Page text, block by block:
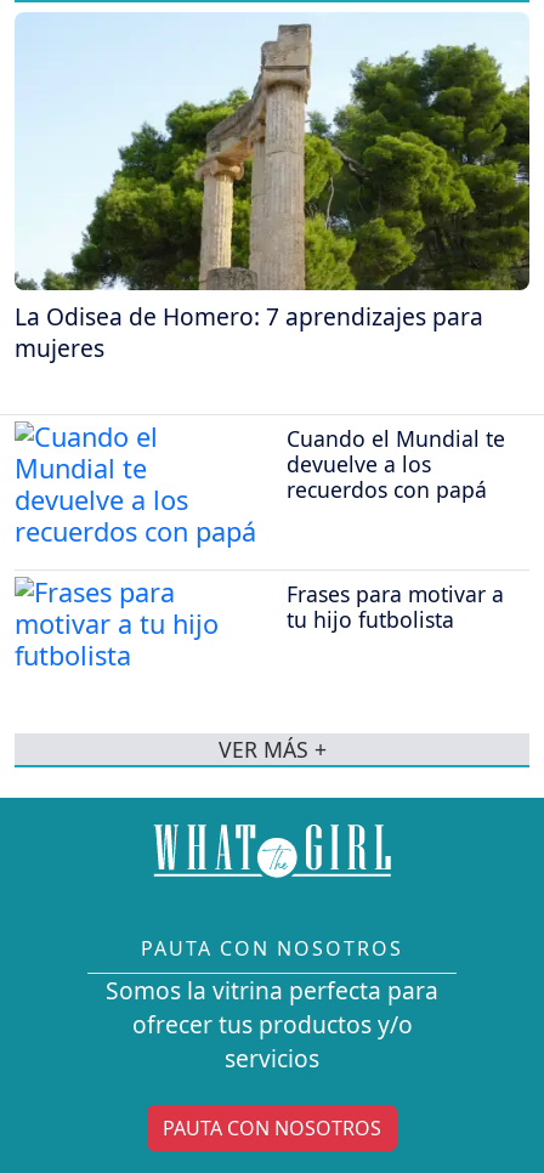
La Odisea de Homero: 7 aprendizajes para
mujeres
Cuando el Mundial te
devuelve a los
recuerdos con papá
Frases para motivar a
tu hijo futbolista
VER MÁS +
PAUTA CON NOSOTROS
Somos la vitrina perfecta para
ofrecer tus productos y/o
servicios
PAUTA CON NOSOTROS